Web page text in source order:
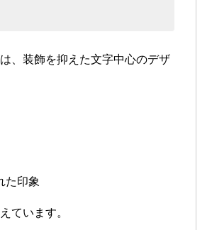
、装飾を抑えた文字中心のデザ
た印象
ています。